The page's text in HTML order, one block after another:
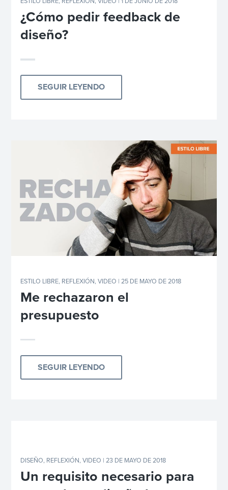
¿Cómo pedir feedback de
diseño?
SEGUIR LEYENDO
ESTILO LIBRE, REFLEXIÓN,VIDEO | 25 DE MAYO DE 2018
Me rechazaron el
presupuesto
SEGUIR LEYENDO
DISEÑO, REFLEXIÓN,VIDEO | 23 DE MAYO DE 2018
Un requisito necesario para